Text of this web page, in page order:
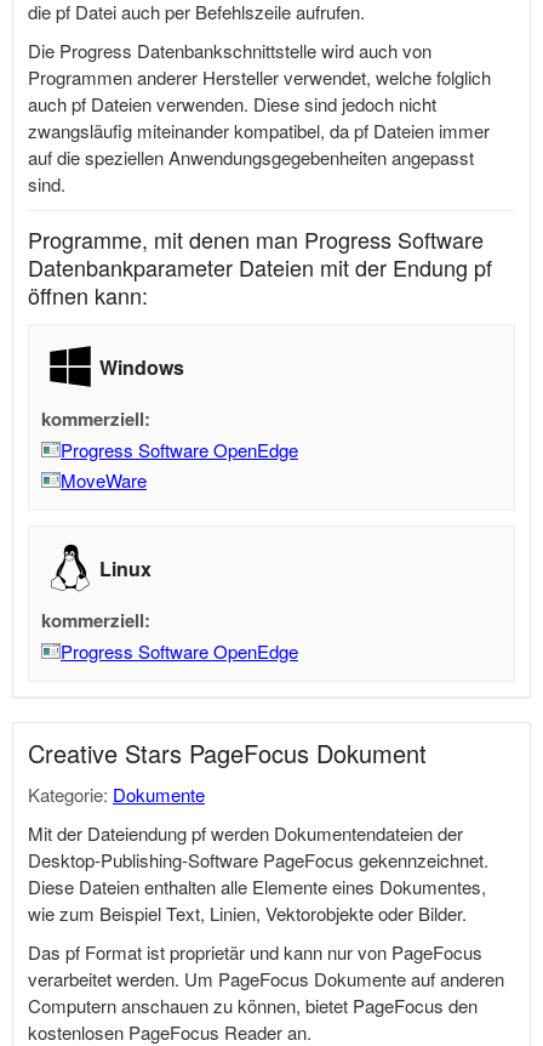
die pf Datei auch per Befehlszeile aufrufen.
Die Progress Datenbankschnittstelle wird auch von
Programmen anderer Hersteller verwendet, welche folglich
auch pf Dateien verwenden. Diese sind jedoch nicht
zwangsläufig miteinander kompatibel, da pf Dateien immer
auf die speziellen Anwendungsgegebenheiten angepasst
sind.
Programme, mit denen man Progress Software
Datenbankparameter Dateien mit der Endung pf
öffnen kann:
Windows
kommerziell:
Progress Software OpenEdge
MoveWare
Linux
kommerziell:
Progress Software OpenEdge
Creative Stars PageFocus Dokument
Kategorie: Dokumente
Mit der Dateiendung pf werden Dokumentendateien der
Desktop-Publishing-Software PageFocus gekennzeichnet.
Diese Dateien enthalten alle Elemente eines Dokumentes,
wie zum Beispiel Text, Linien, Vektorobjekte oder Bilder.
Das pf Format ist proprietär und kann nur von PageFocus
verarbeitet werden. Um PageFocus Dokumente auf anderen
Computern anschauen zu können, bietet PageFocus den
kostenlosen PageFocus Reader an.